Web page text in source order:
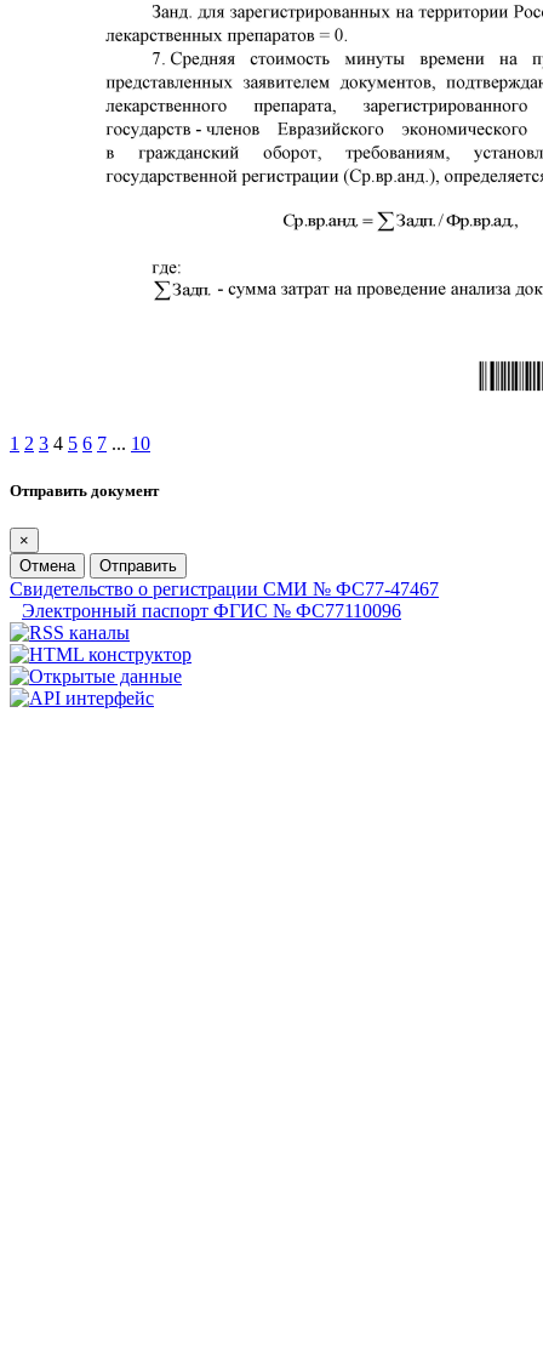
1 2 3 4 5 6 7 ... 10
Отправить документ
×
Отмена
Отправить
Свидетельство о регистрации СМИ № ФС77-47467
Электронный паспорт ФГИС № ФС77110096